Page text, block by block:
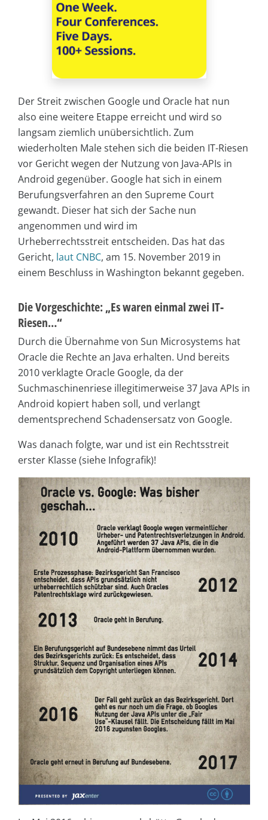
Der Streit zwischen Google und Oracle hat nun
also eine weitere Etappe erreicht und wird so
langsam ziemlich unübersichtlich. Zum
wiederholten Male stehen sich die beiden IT-Riesen
vor Gericht wegen der Nutzung von Java-APIs in
Android gegenüber. Google hat sich in einem
Berufungsverfahren an den Supreme Court
gewandt. Dieser hat sich der Sache nun
angenommen und wird im
Urheberrechtsstreit entscheiden. Das hat das
Gericht, laut CNBC, am 15. November 2019 in
einem Beschluss in Washington bekannt gegeben.
Die Vorgeschichte: „Es waren einmal zwei IT-
Riesen…“
Durch die Übernahme von Sun Microsystems hat
Oracle die Rechte an Java erhalten. Und bereits
2010 verklagte Oracle Google, da der
Suchmaschinenriese illegitimerweise 37 Java APIs in
Android kopiert haben soll, und verlangt
dementsprechend Schadensersatz von Google.
Was danach folgte, war und ist ein Rechtsstreit
erster Klasse (siehe Infografik)!